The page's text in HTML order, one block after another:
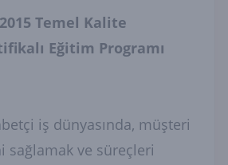
Temel Kalite
Eğitim Programı
iş dünyasında, müşteri
sağlamak ve süreçleri